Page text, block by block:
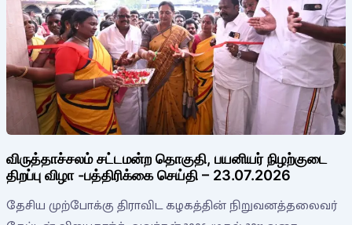
விருத்தாச்சலம் சட்டமன்ற தொகுதி, பயனியர் நிழற்குடை
திறப்பு விழா -பத்திரிக்கை செய்தி – 23.07.2026
தேசிய முற்போக்கு திராவிட கழகத்தின் நிறுவனத்தலைவர்